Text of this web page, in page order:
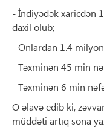
- İndiyədək xaricdən
daxil olub;
- Onlardan 1.4
- Təxminən 45 min
- Təxminən 6 min
O əlavə edib ki,
müddəti artıq sona